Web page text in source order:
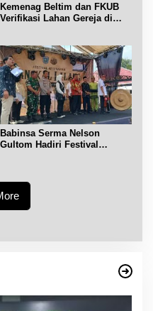
Kemenag Beltim dan FKUB
Verifikasi Lahan Gereja di
Babinsa Serma Nelson
Gultom Hadiri Festival